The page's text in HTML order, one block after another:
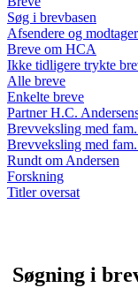
Søg i brevbasen
Afsendere og
Breve om HCA
Ikke tidligere trykte
Alle breve
Enkelte breve
Partner H.C.
Brevveksling med
Brevveksling med
Rundt om Andersen
Forskning
Titler oversat
Søgning i